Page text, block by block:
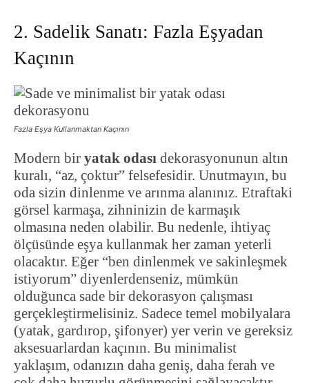
2. Sadelik Sanatı: Fazla Eşyadan
Kaçının
Fazla Eşya Kullanmaktan Kaçının
Modern bir yatak odası dekorasyonunun altın
kuralı, “az, çoktur” felsefesidir. Unutmayın, bu
oda sizin dinlenme ve arınma alanınız. Etraftaki
görsel karmaşa, zihninizin de karmaşık
olmasına neden olabilir. Bu nedenle, ihtiyaç
ölçüsünde eşya kullanmak her zaman yeterli
olacaktır. Eğer “ben dinlenmek ve sakinleşmek
istiyorum” diyenlerdenseniz, mümkün
olduğunca sade bir dekorasyon çalışması
gerçekleştirmelisiniz. Sadece temel mobilyalara
(yatak, gardırop, şifonyer) yer verin ve gereksiz
aksesuarlardan kaçının. Bu minimalist
yaklaşım, odanızın daha geniş, daha ferah ve